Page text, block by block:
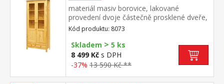
materiál masiv borovice, lakované
provedení dvoje částečně prosklené dveře,
tři police jedna zásuvka s kovovými pojezdy
Kód produktu: 8073
Skladem > 5 ks
8 499 Kč s DPH
-37% 13 590 Kč **